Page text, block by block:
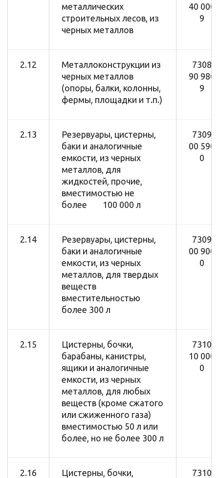
металлических
строительных лесов, из
черных металлов
40 000
9
2.12
Металлоконструкции из
черных металлов
(опоры, балки, колонны,
фермы, площадки и т.п.)
7308
90 980
9
2.13
Резервуары, цистерны,
баки и аналогичные
емкости, из черных
металлов, для
жидкостей, прочие,
вместимостью не
более 100 000 л
7309
00 590
0
2.14
Резервуары, цистерны,
баки и аналогичные
емкости, из черных
металлов, для твердых
веществ
вместительностью
более 300 л
7309
00 900
0
2.15
Цистерны, бочки,
барабаны, канистры,
ящики и аналогичные
емкости, из черных
металлов, для любых
веществ (кроме сжатого
или сжиженного газа)
вместимостью 50 л или
более, но не более 300 л
7310
10 000
0
2.16
Цистерны, бочки,
7310